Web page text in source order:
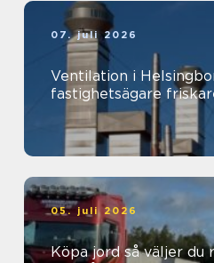
07. juli 2026
Ventilation i
fastighetsägare
05. juli 2026
Köpa jord så väljer du rätt matjord till